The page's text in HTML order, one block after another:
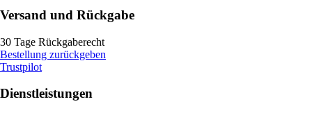
Versand und Rückgabe
30 Tage Rückgaberecht
Bestellung zurückgeben
Trustpilot
Dienstleistungen